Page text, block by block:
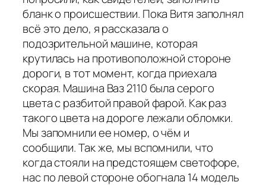
бланк о происшествии. Пока Витя заполнял
всё это дело, я рассказала о
подозрительной машине, которая
крутилась на противоположной стороне
дороги, в тот момент, когда приехала
скорая. Машина Ваз 2110 была серого
цвета с разбитой правой фарой. Как раз
такого цвета на дороге лежали обломки.
Мы запомнили ее номер, о чём и
сообщили. Так же, мы вспомнили, что
когда стояли на предстоящем светофоре,
нас по левой стороне обогнала 14 модель